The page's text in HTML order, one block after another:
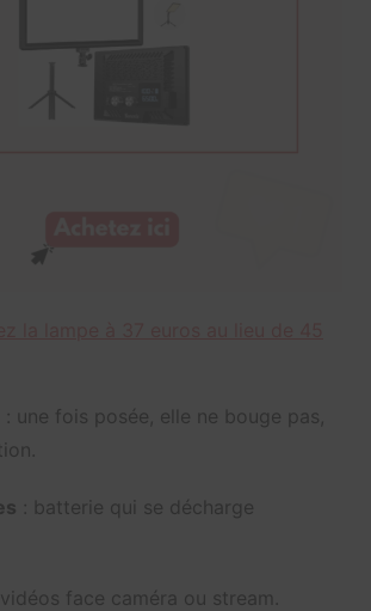
: une fois posée, elle ne bouge pas,
: batterie qui se décharge
face caméra ou stream.